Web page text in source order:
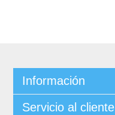
Información
Servicio al cliente